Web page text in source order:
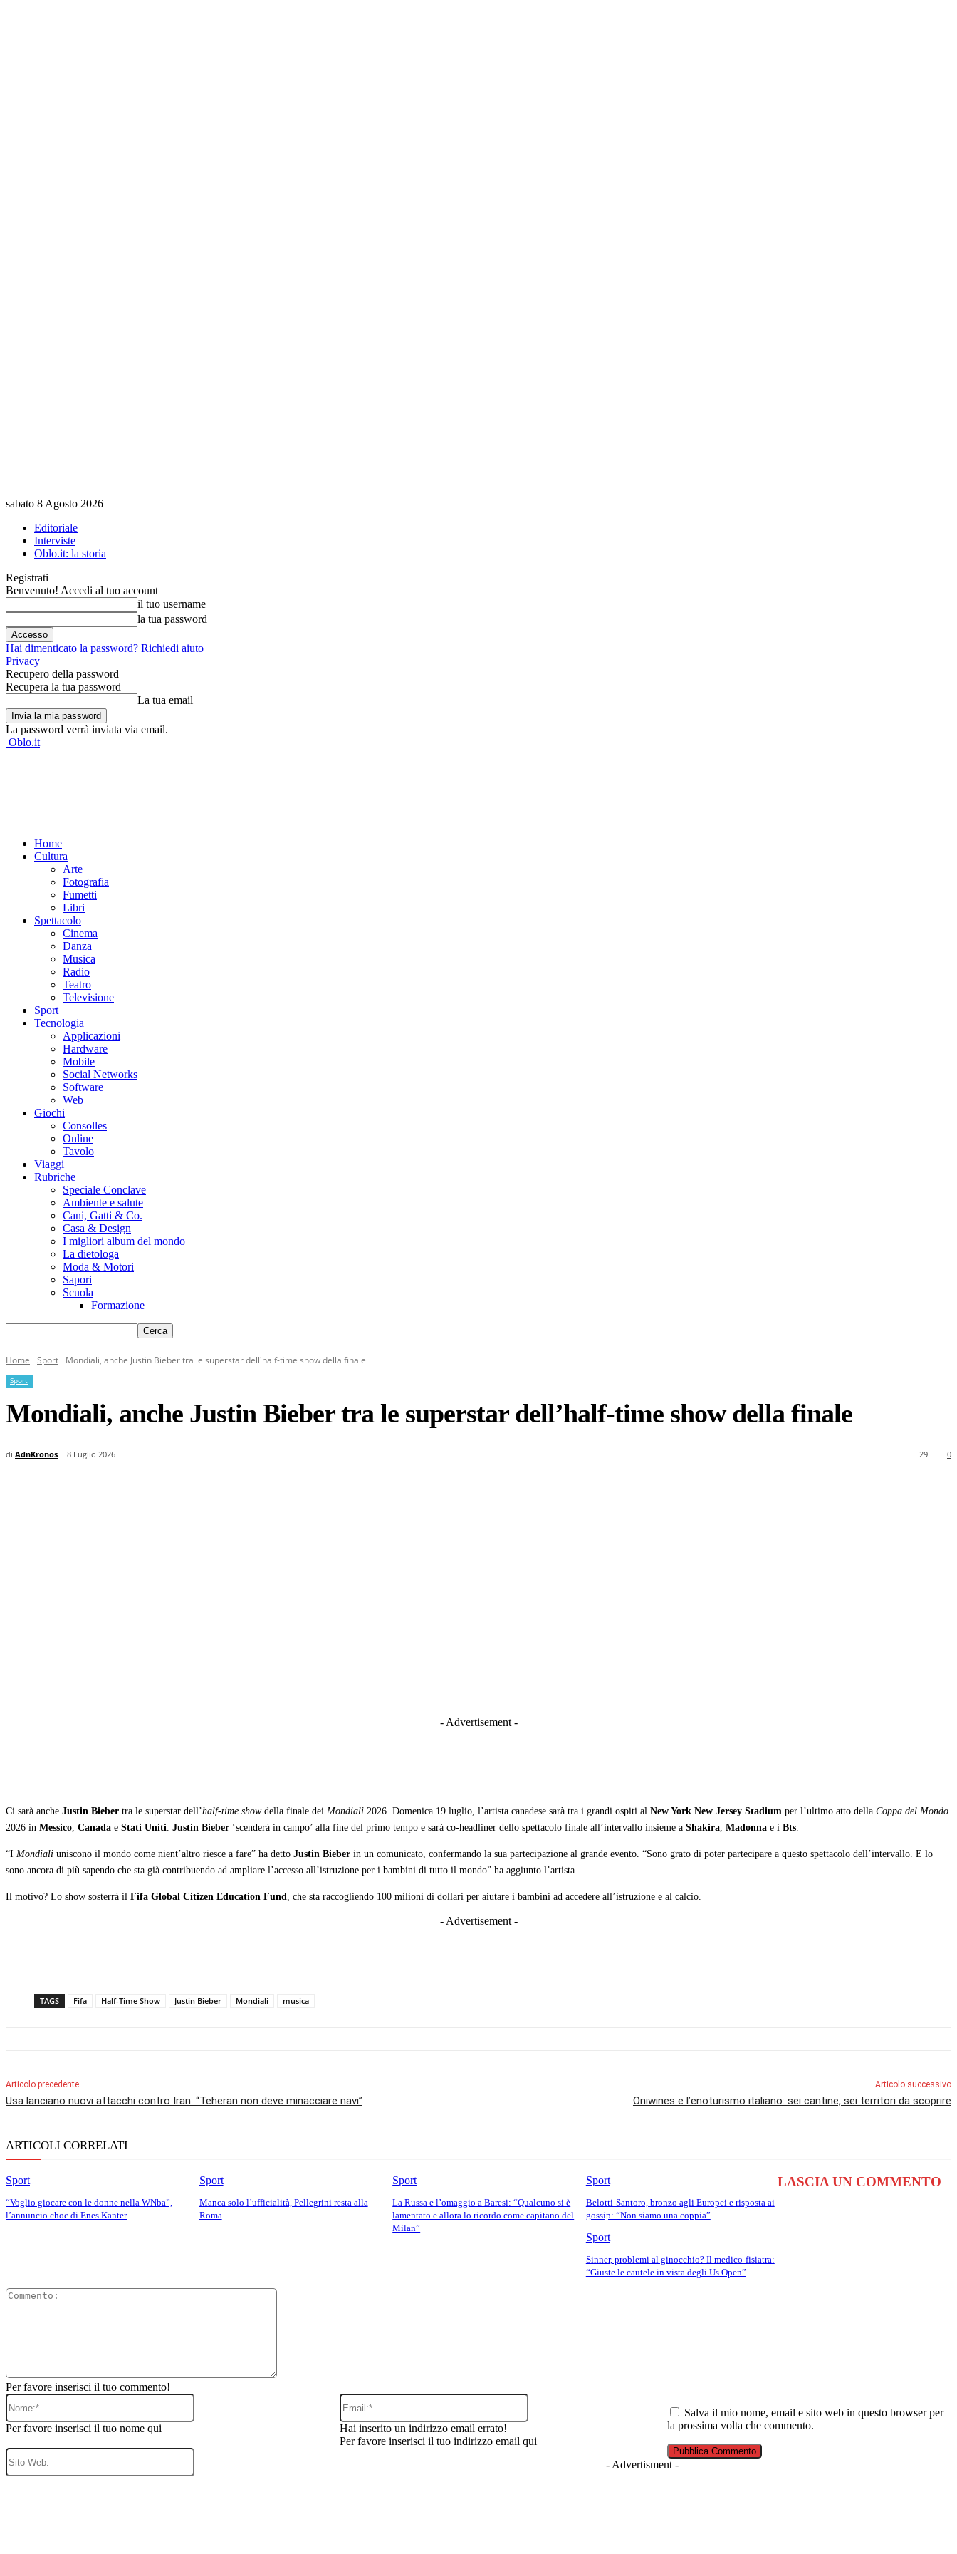
sabato 8 Agosto 2026
Editoriale
Interviste
Oblo.it: la storia
Registrati
Benvenuto! Accedi al tuo account
il tuo username
la tua password
Hai dimenticato la password? Richiedi aiuto
Privacy
Recupero della password
Recupera la tua password
La tua email
La password verrà inviata via email.
Oblo.it
Home
Cultura
Arte
Fotografia
Fumetti
Libri
Spettacolo
Cinema
Danza
Musica
Radio
Teatro
Televisione
Sport
Tecnologia
Applicazioni
Hardware
Mobile
Social Networks
Software
Web
Giochi
Consolles
Online
Tavolo
Viaggi
Rubriche
Speciale Conclave
Ambiente e salute
Cani, Gatti & Co.
Casa & Design
I migliori album del mondo
La dietologa
Moda & Motori
Sapori
Scuola
Formazione
Home Sport Mondiali, anche Justin Bieber tra le superstar dell'half-time show della finale
Sport
Mondiali, anche Justin Bieber tra le superstar dell’half-time show della finale
di AdnKronos 8 Luglio 2026 0
29
- Advertisement -
Ci sarà anche Justin Bieber tra le superstar dell’half-time showdella finale dei Mondiali 2026. Domenica 19 luglio, l’artista canadese sarà tra i grandi ospiti al New York New Jersey Stadium per l’ultimo atto della Coppa del Mondo
2026 in Messico, Canada e Stati Uniti. Justin Bieber ‘scenderà in campo’ alla fine del primo tempo e sarà co-headliner dello spettacolo finale all’intervallo insieme a Shakira, Madonna e i Bts.
“I Mondiali uniscono il mondo come nient’altro riesce a fare” ha detto Justin Bieber in un comunicato, confermando la sua partecipazione al grande evento. “Sono grato di poter partecipare a questo spettacolo dell’intervallo. E lo
sono ancora di più sapendo che sta già contribuendo ad ampliare l’accesso all’istruzione per i bambini di tutto il mondo” ha aggiunto l’artista.
Il motivo? Lo show sosterrà il Fifa Global Citizen Education Fund, che sta raccogliendo 100 milioni di dollari per aiutare i bambini ad accedere all’istruzione e al calcio.
- Advertisement -
TAGS Fifa Half-Time Show Justin Bieber Mondiali musica
Articolo precedente
Usa lanciano nuovi attacchi contro Iran: “Teheran non deve minacciare navi”
Articolo successivo
Oniwines e l’enoturismo italiano: sei cantine, sei territori da scoprire
ARTICOLI CORRELATI
Sport
“Voglio giocare con le donne nella WNba”,
l’annuncio choc di Enes Kanter
Sport
Manca solo l’ufficialità, Pellegrini resta alla
Roma
Sport
La Russa e l’omaggio a Baresi: “Qualcuno si è
lamentato e allora lo ricordo come capitano del
Milan”
Sport
Belotti-Santoro, bronzo agli Europei e risposta ai
gossip: “Non siamo una coppia”
Sport
Sinner, problemi al ginocchio? Il medico-fisiatra:
“Giuste le cautele in vista degli Us Open”
LASCIA UN COMMENTO
Commento:
Per favore inserisci il tuo commento!
Nome:*
Per favore inserisci il tuo nome qui
Email:*
Hai inserito un indirizzo email errato!
Per favore inserisci il tuo indirizzo email qui
Sito
Salva il mio nome, email e sito web in questo browser per
la prossima volta che commento.
- Advertisment -